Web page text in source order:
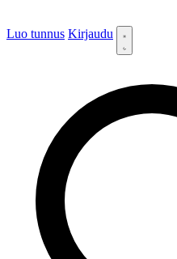
Luo tunnus Kirjaudu